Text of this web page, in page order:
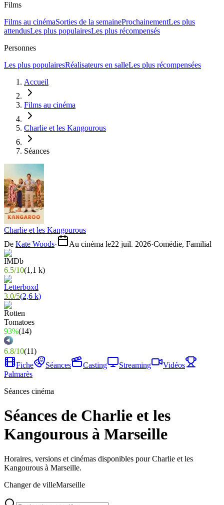
Films
Films au cinémaSorties de la semaineProchainementLes plus
attendusLes plus populairesLes plus récompensés
Personnes
Les plus populairesRéalisateurs en salleLes plus récompensées
Accueil
Films au cinéma
Charlie et les Kangourous
Séances
Charlie et les Kangourous
De Kate Woods· Au cinéma le22 juil. 2026·Comédie, Familial
6.5/10(1,1 k)
3.0/5(2,6 k)
93%(14)
6.8/10(11)
Fiche
Séances Casting Streaming
Vidéos
Palmarès
Séances cinéma
Séances de Charlie et les
Kangourous à Marseille
Horaires, versions et cinémas disponibles pour Charlie et les
Kangourous à Marseille.
Changer de villeMarseille